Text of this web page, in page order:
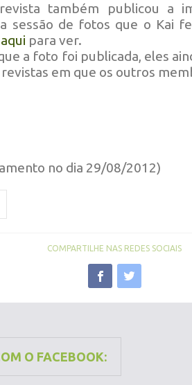
também publicou a
sessão de fotos que o Kai
aqui para ver.
a foto foi publicada, eles
em que os outros
no dia 29/08/2012)
COMPARTILHE NAS REDES SOCIAIS
O FACEBOOK: